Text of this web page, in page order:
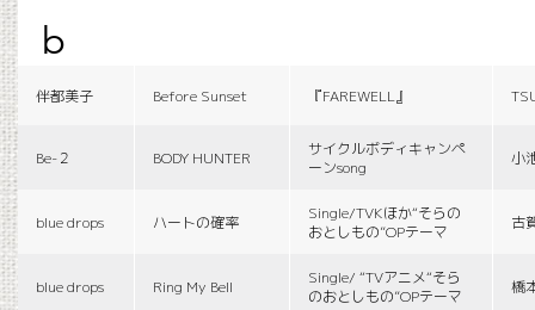
b
伴都美子 Before Sunset 『FAREWELL』
Be-２ BODY HUNTER
サイクルボディキャンペ
ーンsong
小
blue drops ハートの確率
Single/TVKほか“そらの
おとしもの”OPテーマ
古
blue drops Ring My Bell
Single/ “TVアニメ“そら
のおとしもの”OPテーマ
橋